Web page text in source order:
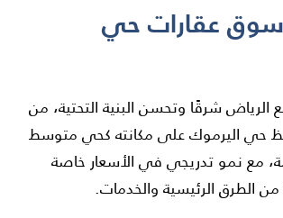
عقارات حي
الرياض شرقًا وتحسن البنية التحتية، من
حي اليرموك على مكانته كحي متوسط
مع نمو تدريجي في الأسعار خاصة
من الطرق الرئيسية والخدمات.